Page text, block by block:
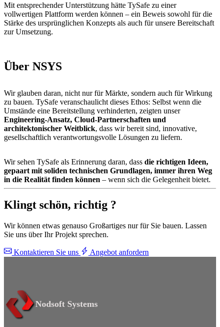
Mit entsprechender Unterstützung hätte TySafe zu einer
vollwertigen Plattform werden können – ein Beweis sowohl für die
Stärke des ursprünglichen Konzepts als auch für unsere Bereitschaft
zur Umsetzung.
Über NSYS
Wir glauben daran, nicht nur für Märkte, sondern auch für Wirkung
zu bauen. TySafe veranschaulicht dieses Ethos: Selbst wenn die
Umstände eine Bereitstellung verhinderten, zeigten unser
Engineering-Ansatz, Cloud-Partnerschaften und
architektonischer Weitblick, dass wir bereit sind, innovative,
gesellschaftlich verantwortungsvolle Lösungen zu liefern.
Wir sehen TySafe als Erinnerung daran, dass die richtigen Ideen,
gepaart mit soliden technischen Grundlagen, immer ihren Weg
in die Realität finden können – wenn sich die Gelegenheit bietet.
Klingt schön, richtig ?
Wir können etwas genauso Großartiges nur für Sie bauen. Lassen
Sie uns über Ihr Projekt sprechen.
Kontaktieren Sie uns Angebot anfordern
Nodsoft Systems